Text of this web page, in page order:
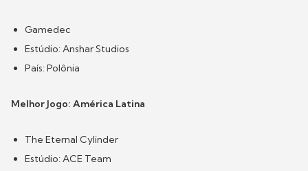
Gamedec
Estúdio: Anshar Studios
País: Polônia
Melhor Jogo: América Latina
The Eternal Cylinder
Estúdio: ACE Team